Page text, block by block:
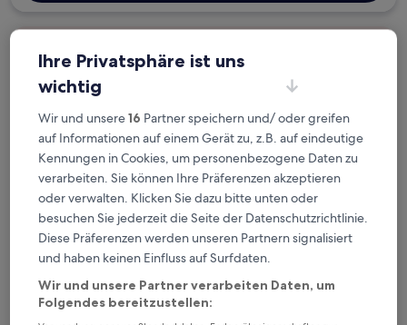
Kostenlose Stornierung bei
Planänderungen
Verdiene Prämien für jede
wahrgenommene Übernachtung
Mehr sparen mit Preisen für Mitglieder
Überprüfe die Preise für diese Daten
Heute
Ihre Privatsphäre ist uns
wichtig
Wir und unsere16 Partner speichern und/ oder greifen
auf Informationen auf einem Gerät zu, z.B. auf eindeutige
Kennungen in Cookies, um personenbezogene Daten zu
verarbeiten. Sie können Ihre Präferenzen akzeptieren
oder verwalten. Klicken Sie dazu bitte unten oder
besuchen Sie jederzeit die Seite der Datenschutzrichtlinie.
Diese Präferenzen werden unseren Partnern signalisiert
und haben keinen Einfluss auf Surfdaten.
Wir und unsere Partner verarbeiten Daten, um
Folgendes bereitzustellen: